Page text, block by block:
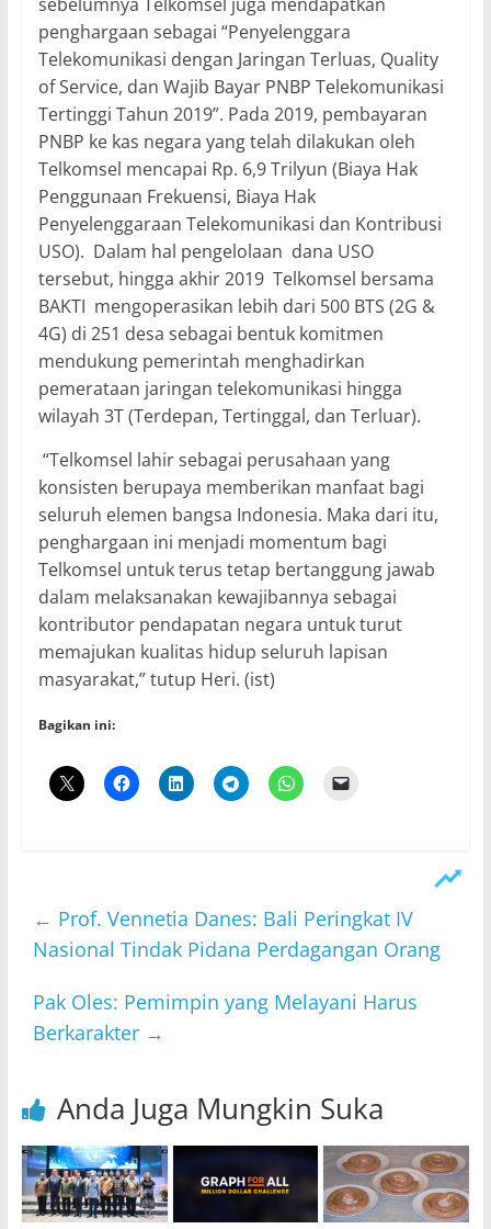
penghargaan sebagai “Penyelenggara
Telekomunikasi dengan Jaringan Terluas, Quality
of Service, dan Wajib Bayar PNBP Telekomunikasi
Tertinggi Tahun 2019”. Pada 2019, pembayaran
PNBP ke kas negara yang telah dilakukan oleh
Telkomsel mencapai Rp. 6,9 Trilyun (Biaya Hak
Penggunaan Frekuensi, Biaya Hak
Penyelenggaraan Telekomunikasi dan Kontribusi
USO). Dalam hal pengelolaan dana USO
tersebut, hingga akhir 2019 Telkomsel bersama
BAKTI mengoperasikan lebih dari 500 BTS (2G &
4G) di 251 desa sebagai bentuk komitmen
mendukung pemerintah menghadirkan
pemerataan jaringan telekomunikasi hingga
wilayah 3T (Terdepan, Tertinggal, dan Terluar).
“Telkomsel lahir sebagai perusahaan yang
konsisten berupaya memberikan manfaat bagi
seluruh elemen bangsa Indonesia. Maka dari itu,
penghargaan ini menjadi momentum bagi
Telkomsel untuk terus tetap bertanggung jawab
dalam melaksanakan kewajibannya sebagai
kontributor pendapatan negara untuk turut
memajukan kualitas hidup seluruh lapisan
masyarakat,” tutup Heri. (ist)
Bagikan ini:
← Prof. Vennetia Danes: Bali Peringkat IV
Nasional Tindak Pidana Perdagangan Orang
Pak Oles: Pemimpin yang Melayani Harus
Berkarakter →
Anda Juga Mungkin Suka